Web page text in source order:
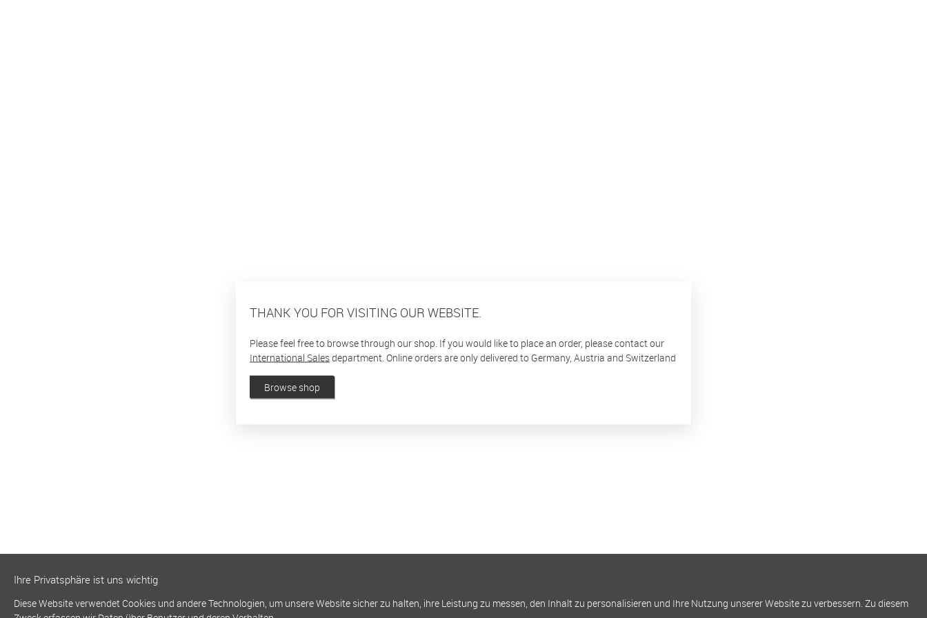
THANK YOU FOR VISITING OUR WEBSITE.
Please feel free to browse through our shop. If you would like to place an order, please contact our
International Salesdepartment. Online orders are only delivered to Germany, Austria and Switzerland
Browse shop
Ihre Privatsphäre ist uns wichtig
Diese Website verwendet Cookies und andere Technologien, um unsere Website sicher zu halten, ihre Leistung zu messen, den Inhalt zu personalisieren und Ihre Nutzung unserer Website zu verbessern. Zu diesem